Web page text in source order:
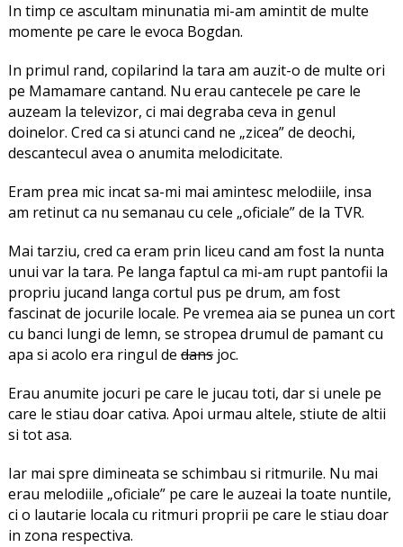
In timp ce ascultam minunatia mi-am amintit de multe
momente pe care le evoca Bogdan.
In primul rand, copilarind la tara am auzit-o de multe ori
pe Mamamare cantand. Nu erau cantecele pe care le
auzeam la televizor, ci mai degraba ceva in genul
doinelor. Cred ca si atunci cand ne „zicea” de deochi,
descantecul avea o anumita melodicitate.
Eram prea mic incat sa-mi mai amintesc melodiile, insa
am retinut ca nu semanau cu cele „oficiale” de la TVR.
Mai tarziu, cred ca eram prin liceu cand am fost la nunta
unui var la tara. Pe langa faptul ca mi-am rupt pantofii la
propriu jucand langa cortul pus pe drum, am fost
fascinat de jocurile locale. Pe vremea aia se punea un cort
cu banci lungi de lemn, se stropea drumul de pamant cu
apa si acolo era ringul de dansjoc.
Erau anumite jocuri pe care le jucau toti, dar si unele pe
care le stiau doar cativa. Apoi urmau altele, stiute de altii
si tot asa.
Iar mai spre dimineata se schimbau si ritmurile. Nu mai
erau melodiile „oficiale” pe care le auzeai la toate nuntile,
ci o lautarie locala cu ritmuri proprii pe care le stiau doar
in zona respectiva.